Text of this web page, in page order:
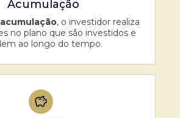
Acumulação
, o investidor realiza
no plano que são investidos e
ao longo do tempo.